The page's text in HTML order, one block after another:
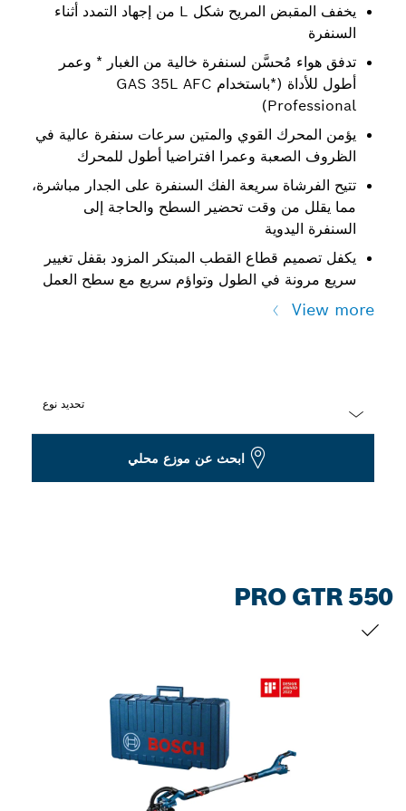
يخفف المقبض المريح شكل L من إجهاد التمدد أثناء
السنفرة
تدفق هواء مُحسَّن لسنفرة خالية من الغبار * وعمر
أطول للأداة (*باستخدام GAS 35L AFC
Professional)
يؤمن المحرك القوي والمتين سرعات سنفرة عالية في
الظروف الصعبة وعمرا افتراضيا أطول للمحرك
تتيح الفرشاة سريعة الفك السنفرة على الجدار مباشرة،
مما يقلل من وقت تحضير السطح والحاجة إلى
السنفرة اليدوية
يكفل تصميم قطاع القطب المبتكر المزود بقفل تغيير
سريع مرونة في الطول وتواؤم سريع مع سطح العمل
View more
تحديد نوع
ابحث عن موزع محلي
PRO GTR 550